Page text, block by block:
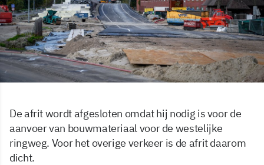
De afrit wordt afgesloten omdat hij nodig is voor de
aanvoer van bouwmateriaal voor de westelijke
ringweg. Voor het overige verkeer is de afrit daarom
dicht.